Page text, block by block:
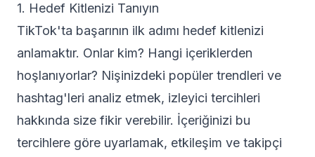
1. Hedef Kitlenizi Tanıyın
TikTok'ta başarının ilk adımı hedef kitlenizi
anlamaktır. Onlar kim? Hangi içeriklerden
hoşlanıyorlar? Nişinizdeki popüler trendleri ve
hashtag'leri analiz etmek, izleyici tercihleri
hakkında size fikir verebilir. İçeriğinizi bu
tercihlere göre uyarlamak, etkileşim ve takipçi